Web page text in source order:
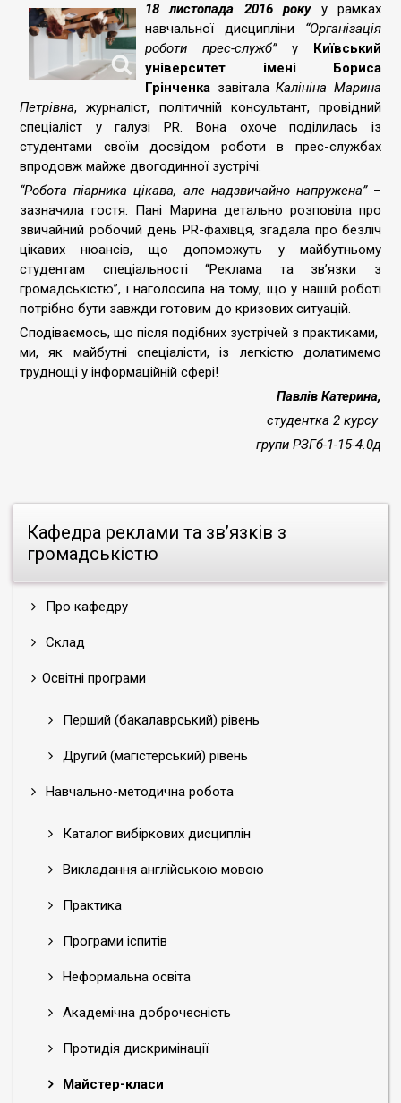
Кафедра реклами та зв’язків з
громадськістю
Про кафедру
Склад
Освітні програми
Перший (бакалаврський) рівень
Другий (магістерський) рівень
Навчально-методична робота
Каталог вибіркових дисциплін
Викладання англійською мовою
Практика
Програми іспитів
Неформальна освіта
Академічна доброчесність
Протидія дискримінації
Майстер-класи
18 листопада 2016 рокуу рамках
навчальної дисципліни “Організація
роботи прес-служб”у Київський
університет імені Бориса
Грінченка завіталаКалініна Марина
Петрівна, журналіст, політичній консультант, провідний
спеціаліст у галузі PR. Вона охоче поділилась із
студентами своїм досвідом роботи в прес-службах
впродовж майже двогодинної зустрічі.
“Робота піарника цікава, але надзвичайно напружена”–
зазначила гостя. Пані Марина детально розповіла про
звичайний робочий день PR-фахівця, згадала про безліч
цікавих нюансів, що допоможуть у майбутньому
студентам спеціальності “Реклама та зв’язки з
громадськістю”, і наголосила на тому, що у нашій роботі
потрібно бути завжди готовим до кризових ситуацій.
Сподіваємось, що після подібних зустрічей з практиками,
ми, як майбутні спеціалісти, із легкістю долатимемо
труднощі у інформаційній сфері!
Павлів Катерина,
студентка 2 курсу
групи РЗГб-1-15-4.0д